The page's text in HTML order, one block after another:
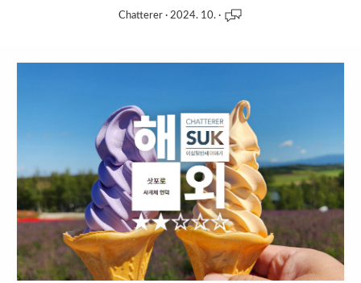
Chatterer· 2024. 10. ·